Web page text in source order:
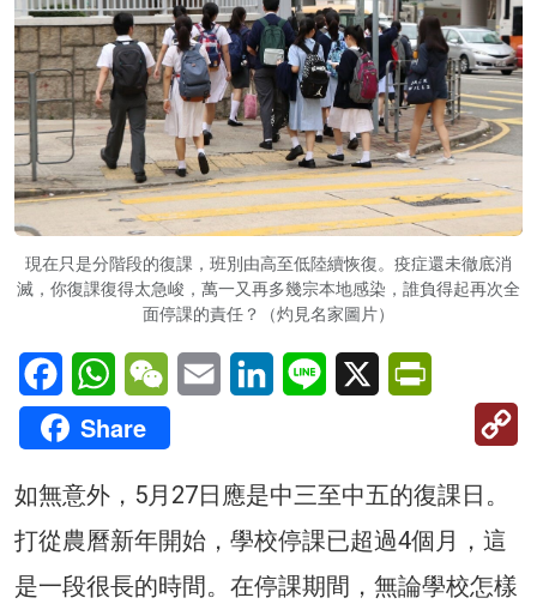
現在只是分階段的復課，班別由高至低陸續恢復。疫症還未徹底消
滅，你復課復得太急峻，萬一又再多幾宗本地感染，誰負得起再次全
面停課的責任？（灼見名家圖片）
FacebookWhatsAppWeChatEmail LinkedInLine X
Share
如無意外，5月27日應是中三至中五的復課日。
打從農曆新年開始，學校停課已超過4個月，這
是一段很長的時間。在停課期間，無論學校怎樣